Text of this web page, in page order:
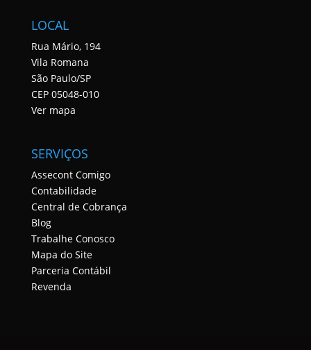
LOCAL
Rua Mário, 194
Vila Romana
São Paulo/SP
CEP 05048-010
Ver mapa
SERVIÇOS
Assecont Comigo
Contabilidade
Central de Cobrança
Blog
Trabalhe Conosco
Mapa do Site
Parceria Contábil
Revenda